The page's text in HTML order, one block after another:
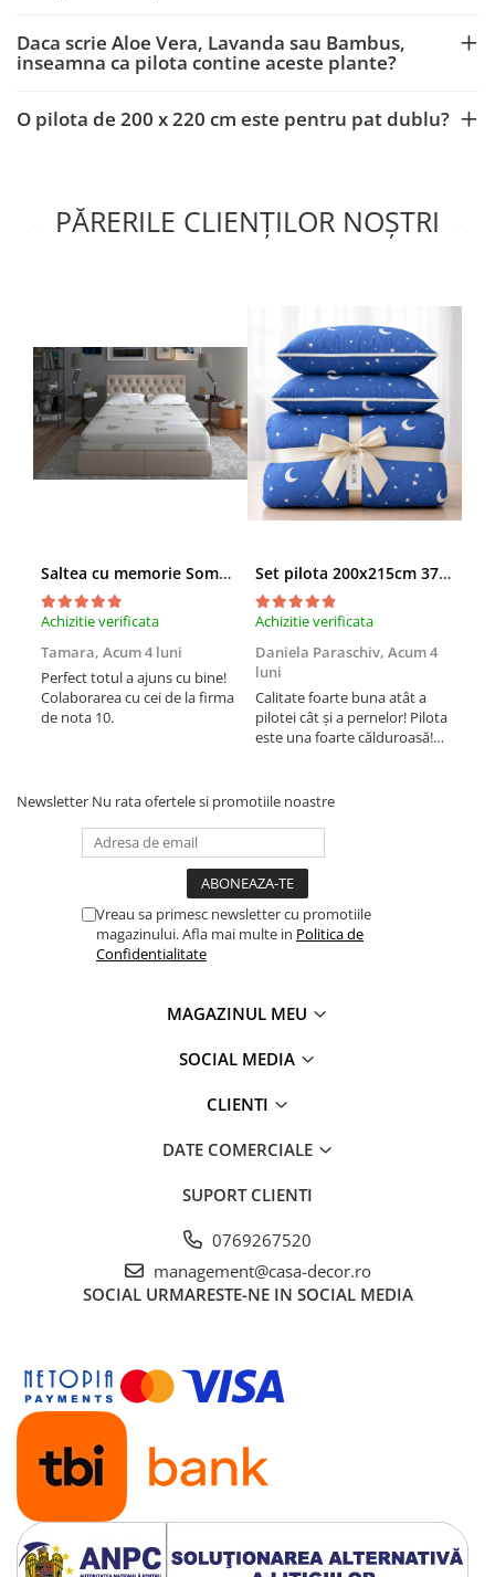
Daca scrie Aloe Vera, Lavanda sau Bambus,
inseamna ca pilota contine aceste plante?
O pilota de 200 x 220 cm este pentru pat dublu?
PĂRERILE CLIENȚILOR NOȘTRI
Saltea cu memorie SomnART XXL Memory Plus 160x190, înălțime 25cm, pentru persoane supraponderale, husă Aloe Vera detașabilă, rulată, fermitate mare
Achizitie verificata
Tamara, Acum 4 luni
Perfect totul a ajuns cu bine!
Colaborarea cu cei de la firma
de nota 10.
Set pilota 200x215cm 370g cu 2 perne 50x70,albastru- PLT36
Achizitie verificata
Daniela Paraschiv, Acum 4
luni
Calitate foarte buna atât a
pilotei cât și a pernelor! Pilota
este una foarte călduroasă!
Newsletter Nu rata ofertele si promotiile noastre
Vreau sa primesc newsletter cu promotiile
magazinului. Afla mai multe in Politica de
Confidentialitate
MAGAZINUL MEU
SOCIAL MEDIA
CLIENTI
DATE COMERCIALE
SUPORT CLIENTI
0769267520
management@casa-decor.ro
SOCIAL URMARESTE-NE IN SOCIAL MEDIA